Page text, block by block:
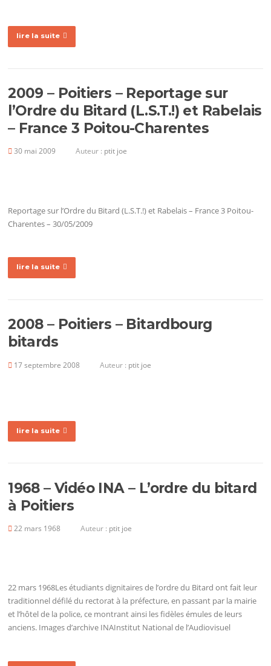
lire la suite
2009 – Poitiers – Reportage sur
l’Ordre du Bitard (L.S.T.!) et Rabelais
– France 3 Poitou-Charentes
30 mai 2009 Auteur : ptit joe
Reportage sur l’Ordre du Bitard (L.S.T.!) et Rabelais – France 3 Poitou-
Charentes – 30/05/2009
lire la suite
2008 – Poitiers – Bitardbourg
bitards
17 septembre 2008 Auteur : ptit joe
lire la suite
1968 – Vidéo INA – L’ordre du bitard
à Poitiers
22 mars 1968 Auteur : ptit joe
22 mars 1968Les étudiants dignitaires de l’ordre du Bitard ont fait leur
traditionnel défilé du rectorat à la préfecture, en passant par la mairie
et l’hôtel de la police, ce montrant ainsi les fidèles émules de leurs
anciens. Images d’archive INAInstitut National de l’Audiovisuel